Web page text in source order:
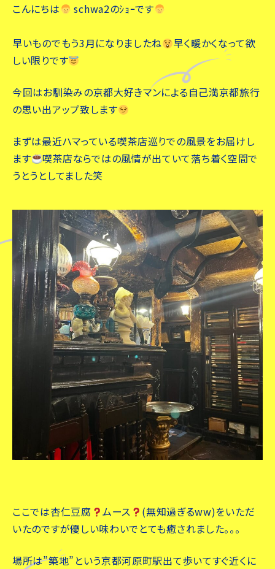
こんにちは schwa2のｼｮｰです
早いものでもう3月になりましたね
早く暖かくなって欲
しい限りです
今回はお馴染みの京都大好きマンによる自己満京都旅行
の思い出アップ致します
まずは最近ハマっている喫茶店巡りでの風景をお届けし
ます
喫茶店ならではの風情が出ていて落ち着く空間で
うとうとしてました笑
ここでは杏仁豆腐 ムース
(無知過ぎるww)をいただ
いたのですが優しい味わいでとても癒されました。。。
場所は”築地”という京都河原町駅出て歩いてすぐ近くに